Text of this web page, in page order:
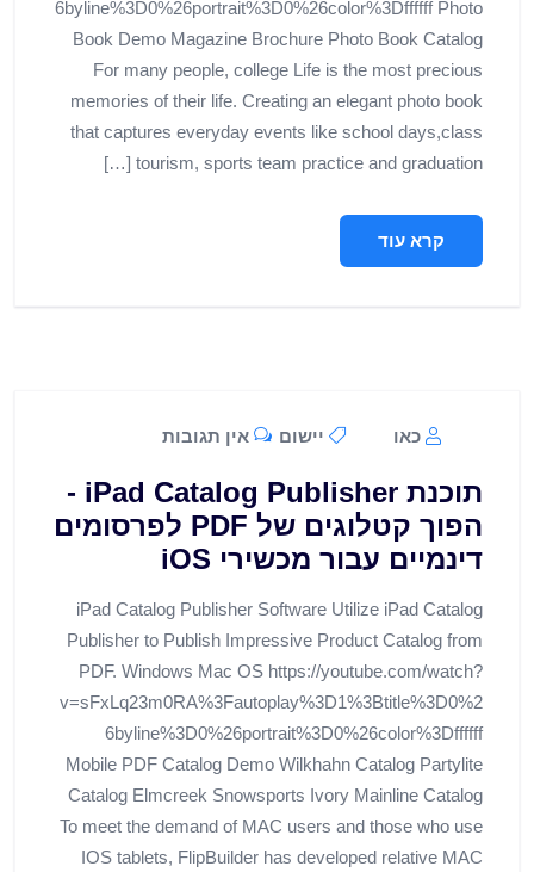
6byline%3D0%26portrait%3D0%26color%3Dffffff Photo
Book Demo Magazine Brochure Photo Book Catalog
For many people, college Life is the most precious
memories of their life. Creating an elegant photo book
that captures everyday events like school days,class
tourism, sports team practice and graduation […]
קרא עוד
כאו יישום אין תגובות
תוכנת iPad Catalog Publisher -
הפוך קטלוגים של PDF לפרסומים
דינמיים עבור מכשירי iOS
iPad Catalog Publisher Software Utilize iPad Catalog
Publisher to Publish Impressive Product Catalog from
PDF. Windows Mac OS https://youtube.com/watch?
v=sFxLq23m0RA%3Fautoplay%3D1%3Btitle%3D0%2
6byline%3D0%26portrait%3D0%26color%3Dffffff
Mobile PDF Catalog Demo Wilkhahn Catalog Partylite
Catalog Elmcreek Snowsports Ivory Mainline Catalog
To meet the demand of MAC users and those who use
IOS tablets, FlipBuilder has developed relative MAC